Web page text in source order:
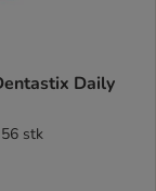
Daily
stk